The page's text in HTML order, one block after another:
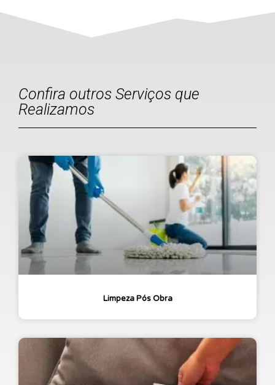
Confira outros Serviços que
Realizamos
Limpeza Pós Obra